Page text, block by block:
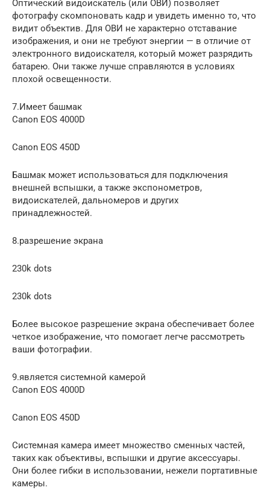
Оптический видоискатель (или ОВИ) позволяет
фотографу скомпоновать кадр и увидеть именно то, что
видит объектив. Для ОВИ не характерно отставание
изображения, и они не требуют энергии — в отличие от
электронного видоискателя, который может разрядить
батарею. Они также лучше справляются в условиях
плохой освещенности.
7.Имеет башмак
Canon EOS 4000D
Canon EOS 450D
Башмак может использоваться для подключения
внешней вспышки, а также экспонометров,
видоискателей, дальномеров и других
принадлежностей.
8.разрешение экрана
230k dots
230k dots
Более высокое разрешение экрана обеспечивает более
четкое изображение, что помогает легче рассмотреть
ваши фотографии.
9.является системной камерой
Canon EOS 4000D
Canon EOS 450D
Системная камера имеет множество сменных частей,
таких как объективы, вспышки и другие аксессуары.
Они более гибки в использовании, нежели портативные
камеры.